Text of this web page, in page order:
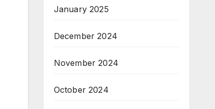
January 2025
December 2024
November 2024
October 2024